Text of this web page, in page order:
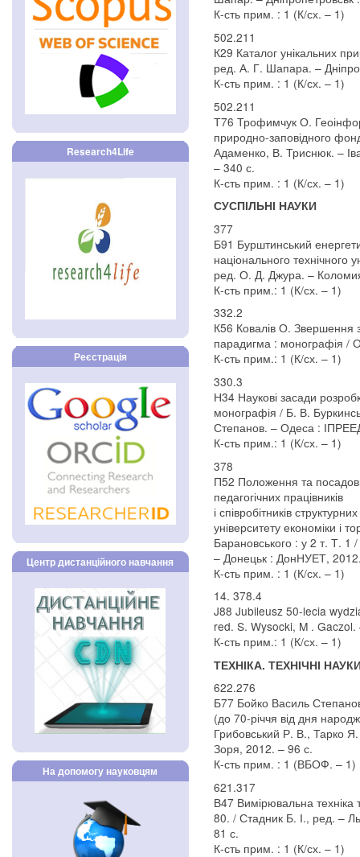
Research4Life
Реєстрація
Центр дистанційного навчання
На допомогу науковцям
К-сть прим. : 1 (К/сх. – 1)
502.211
К29 Каталог унікальних
ред. А. Г. Шапара. –
К-сть прим. : 1 (К/сх. – 1)
502.211
Т76 Трофимчук О.
природно-заповідного
Адаменко, В. Триснюк. –
– 340 с.
К-сть прим. : 1 (К/сх. – 1)
СУСПІЛЬНІ НАУКИ
377
Б91 Бурштинський
національного технічного
ред. О. Д. Джура. –
К-сть прим.: 1 (К/сх. – 1)
332.2
К56 Ковалів О. Звершення
парадигма : монографія /
К-сть прим.: 1 (К/сх. – 1)
330.3
Н34 Наукові засади
монографія / Б. В.
Степанов. – Одеса :
К-сть прим.: 1 (К/сх. – 1)
378
П52 Положення та посадові
педагогічних працівників
і співробітників
університету економіки і
Барановського : у 2 т. Т.
– Донецьк : ДонНУЕТ,
К-сть прим. : 1 (К/сх. – 1)
14. 378.4
J88 Jubileusz 50-lecia
red. S. Wysocki, M .
К-сть прим.: 1 (К/сх. – 1)
ТЕХНІКА. ТЕХНІЧНІ
622.276
Б77 Бойко Василь
(до 70-річчя від дня
Грибовський Р. В., Тарко
Зоря, 2012. – 96 с.
К-сть прим. : 1 (ВБОФ. – 1)
621.317
В47 Вимірювальна техніка
80. / Стадник Б. І., ред. –
81 с.
К-сть прим. : 1 (К/сх. – 1)